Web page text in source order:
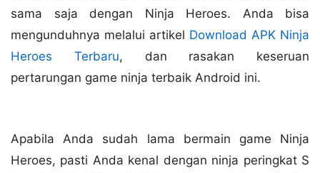
sama saja dengan Ninja Heroes. Anda bisa
mengunduhnya melalui artikel Download APK Ninja
Heroes Terbaru, dan rasakan keseruan
pertarungan game ninja terbaik Android ini.
Apabila Anda sudah lama bermain game Ninja
Heroes, pasti Anda kenal dengan ninja peringkat S